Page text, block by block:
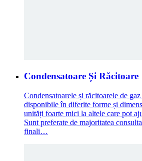
Condensatoare Și Răcitoare
Condensatoarele și răcitoarele de
disponibile în diferite forme și
unități foarte mici la altele care pot
Sunt preferate de majoritatea
finali…